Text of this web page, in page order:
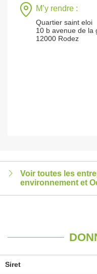
M’y rendre :
Quartier saint eloi
10 b avenue de la
12000 Rodez
Voir toutes les
environnement et
Siret